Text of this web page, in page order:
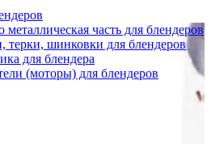
металлическая часть для блендеров
терки, шинковки для блендеров
для блендера
(моторы) для блендеров